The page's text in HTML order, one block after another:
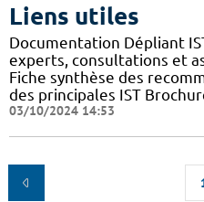
Liens utiles
Documentation Dépliant
experts, consultations et
Fiche synthèse des
des principales IST
03/10/2024 14:53